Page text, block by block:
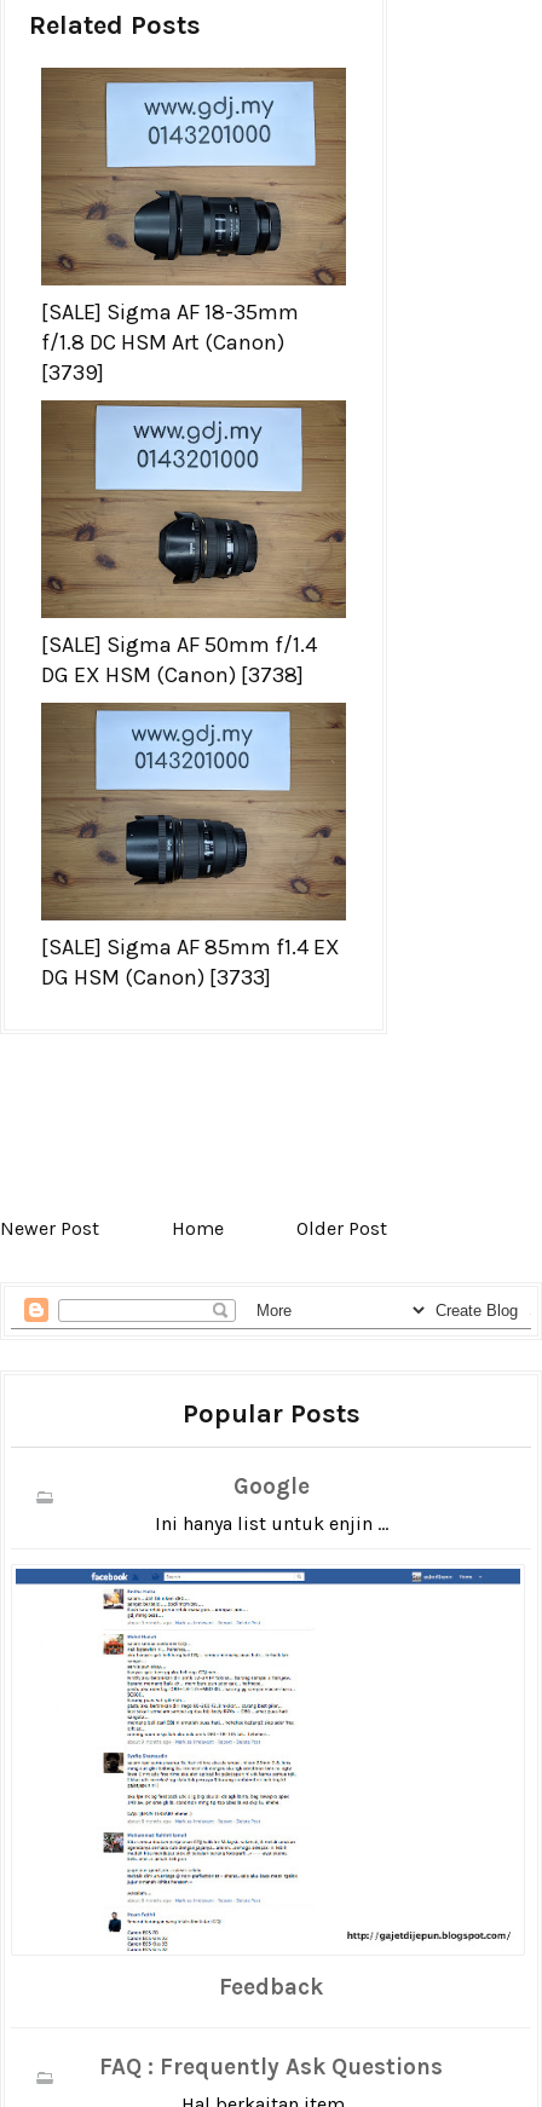
Related Posts
[SALE] Sigma AF 18-35mm
f/1.8 DC HSM Art (Canon)
[3739]
[SALE] Sigma AF 50mm f/1.4
DG EX HSM (Canon) [3738]
[SALE] Sigma AF 85mm f1.4 EX
DG HSM (Canon) [3733]
Newer Post Home Older Post
Popular Posts
Google
Ini hanya list untuk enjin ...
Feedback
FAQ : Frequently Ask Questions